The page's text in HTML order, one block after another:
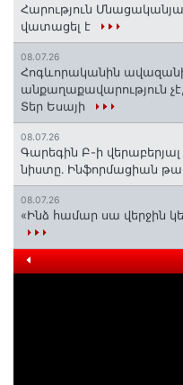
Հարություն
վատացել է
08.07.26
Հոգևորականին
անքաղաքավարություն չէ,
Տեր Եսայի
08.07.26
Գարեգին Բ-ի
նիստը․ Ինֆորմացիան
08.07.26
«Ինձ համար սա վերջին